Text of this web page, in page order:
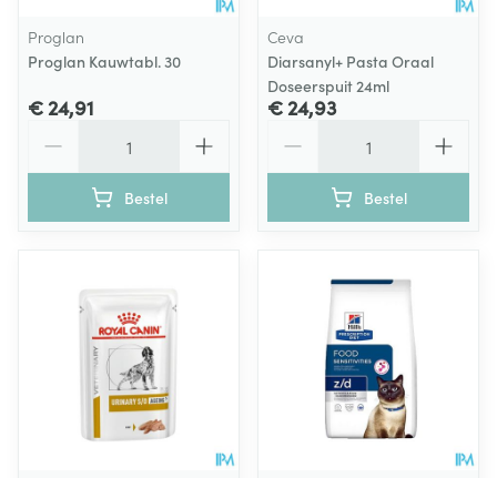
Proglan
Proglan Kauwtabl. 30
€ 24,91
Bestel
Ceva
Diarsanyl+ Pasta Oraal
Doseerspuit 24ml
€ 24,93
Bestel